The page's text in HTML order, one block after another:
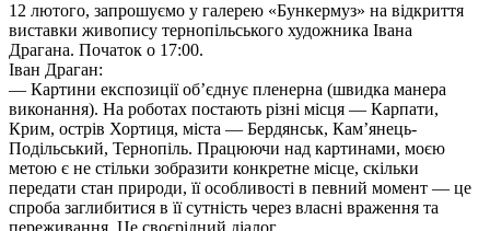
12 лютого, запрошуємо у галерею «Бункермуз» на відкриття
виставки живопису тернопільського художника Івана
Драгана. Початок о 17:00.
Іван Драган:
— Картини експозиції об’єднує пленерна (швидка манера
виконання). На роботах постають різні місця — Карпати,
Крим, острів Хортиця, міста — Бердянськ, Кам’янець-
Подільський, Тернопіль. Працюючи над картинами, моєю
метою є не стільки зобразити конкретне місце, скільки
передати стан природи, її особливості в певний момент — це
спроба заглибитися в її сутність через власні враження та